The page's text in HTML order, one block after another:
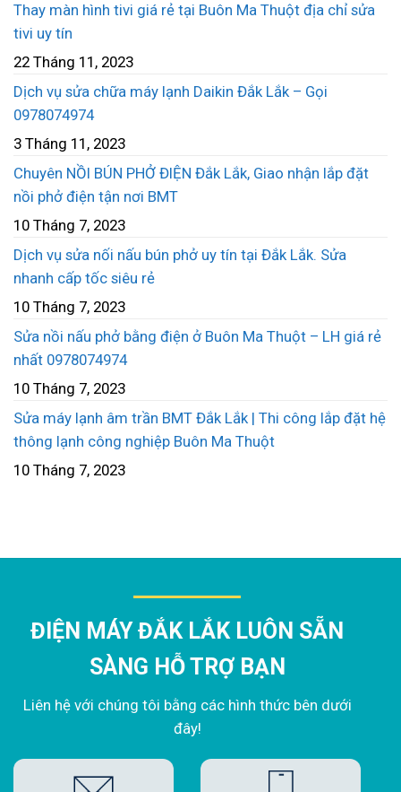
Thay màn hình tivi giá rẻ tại Buôn Ma Thuột địa chỉ sửa
tivi uy tín
22 Tháng 11, 2023
Dịch vụ sửa chữa máy lạnh Daikin Đắk Lắk – Gọi
0978074974
3 Tháng 11, 2023
Chuyên NỒI BÚN PHỞ ĐIỆN Đắk Lắk, Giao nhận lắp đặt
nồi phở điện tận nơi BMT
10 Tháng 7, 2023
Dịch vụ sửa nối nấu bún phở uy tín tại Đắk Lắk. Sửa
nhanh cấp tốc siêu rẻ
10 Tháng 7, 2023
Sửa nồi nấu phở bằng điện ở Buôn Ma Thuột – LH giá rẻ
nhất 0978074974
10 Tháng 7, 2023
Sửa máy lạnh âm trần BMT Đắk Lắk | Thi công lắp đặt hệ
thông lạnh công nghiệp Buôn Ma Thuột
10 Tháng 7, 2023
ĐIỆN MÁY ĐẮK LẮK LUÔN SẴN
SÀNG HỖ TRỢ BẠN
Liên hệ với chúng tôi bằng các hình thức bên dưới
đây!